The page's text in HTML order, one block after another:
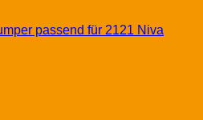
passend für 2121 Niva